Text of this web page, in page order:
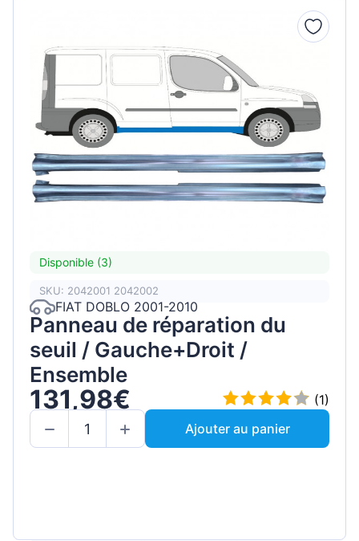
Disponible (3)
SKU: 2042001 2042002
FIAT DOBLO 2001-2010
Panneau de réparation du
seuil / Gauche+Droit /
Ensemble
131,98€
(1)
Ajouter au panier